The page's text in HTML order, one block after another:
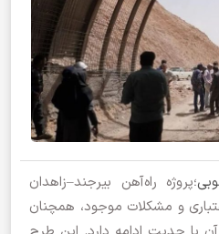
؛پروژه راه‌آهن بیرجند–زاهدان
و مشکلات موجود، همچنان